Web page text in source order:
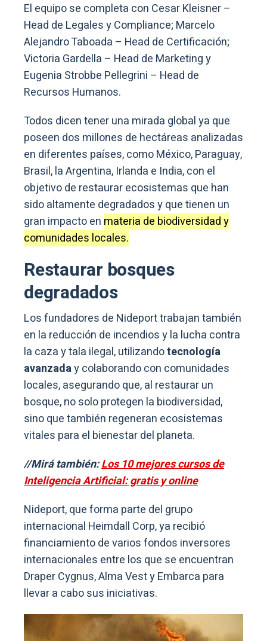
El equipo se completa con Cesar Kleisner –
Head de Legales y Compliance; Marcelo
Alejandro Taboada – Head de Certificación;
Victoria Gardella – Head de Marketing y
Eugenia Strobbe Pellegrini – Head de
Recursos Humanos.
Todos dicen tener una mirada global ya que
poseen dos millones de hectáreas analizadas
en diferentes países, como México, Paraguay,
Brasil, la Argentina, Irlanda e India, con el
objetivo de restaurar ecosistemas que han
sido altamente degradados y que tienen un
gran impacto en materia de biodiversidad y
comunidades locales.
Restaurar bosques
degradados
Los fundadores de Nideport trabajan también
en la reducción de incendios y la lucha contra
la caza y tala ilegal, utilizandotecnología
avanzaday colaborando con comunidades
locales, asegurando que, al restaurar un
bosque, no solo protegen la biodiversidad,
sino que también regeneran ecosistemas
vitales para el bienestar del planeta.
//Mirá también:Los 10 mejores cursos de
Inteligencia Artificial: gratis y online
Nideport, que forma parte del grupo
internacional Heimdall Corp, ya recibió
financiamiento de varios fondos inversores
internacionales entre los que se encuentran
Draper Cygnus, Alma Vest y Embarca para
llevar a cabo sus iniciativas.